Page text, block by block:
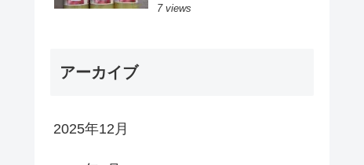
7 views
アーカイブ
2025年12月